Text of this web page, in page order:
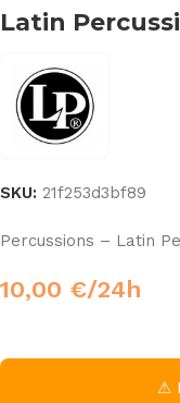
Latin
SKU: 21f253d3bf89
Percussions – Latin
10,00 €/24h
⚠